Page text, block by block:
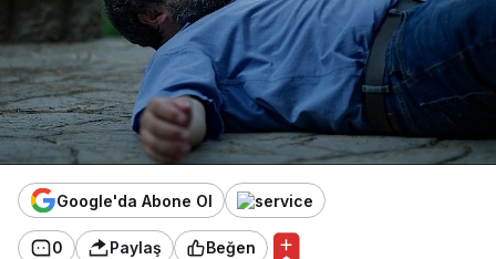
Google'da Abone Ol
0 Paylaş Beğen